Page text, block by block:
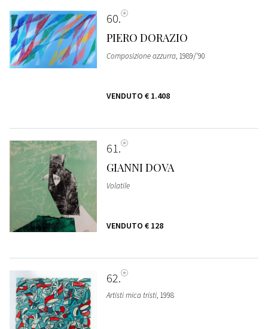
60
PIERO DORAZIO
Composizione azzurra, 1989/'90
VENDUTO € 1.408
61
GIANNI DOVA
Volatile
VENDUTO € 128
62
Artisti mica tristi, 1998